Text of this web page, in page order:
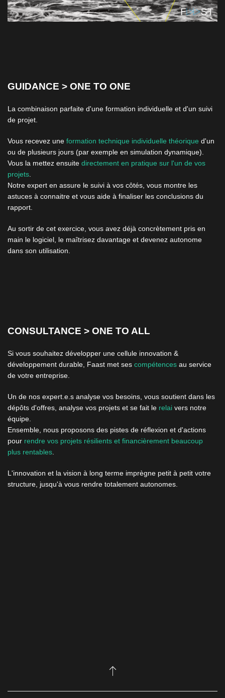
GUIDANCE > ONE TO ONE
La combinaison parfaite d'une formation individuelle et d'un suivi
de projet.
Vous recevez une formation technique individuelle théorique d'un
ou de plusieurs jours (par exemple en simulation dynamique).
Vous la mettez ensuite directement en pratique sur l'un de vos
projets.
Notre expert en assure le suivi à vos côtés, vous montre les
astuces à connaitre et vous aide à finaliser les conclusions du
rapport.
Au sortir de cet exercice, vous avez déjà concrètement pris en
main le logiciel, le maîtrisez davantage et devenez autonome
dans son utilisation.
CONSULTANCE > ONE TO ALL
Si vous souhaitez développer une cellule innovation &
développement durable, Faast met ses compétences au service
de votre entreprise.
Un de nos expert.e.s analyse vos besoins, vous soutient dans les
dépôts d'offres, analyse vos projets et se fait le relai vers notre
équipe.
Ensemble, nous proposons des pistes de réflexion et d'actions
pour rendre vos projets résilients et financièrement beaucoup
plus rentables.
L'innovation et la vision à long terme imprègne petit à petit votre
structure, jusqu'à vous rendre totalement autonomes.